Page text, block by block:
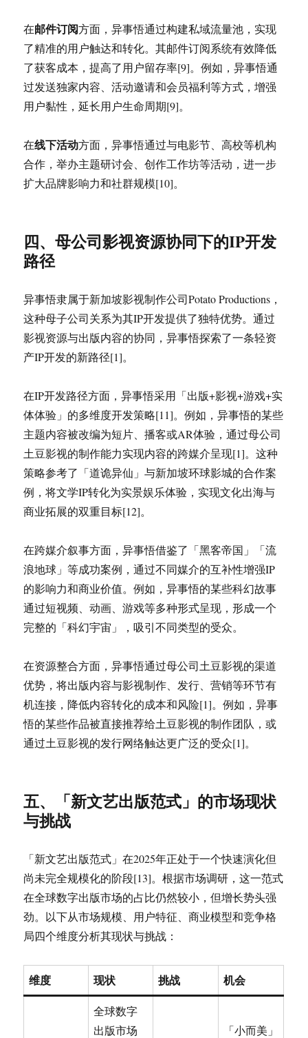
在邮件订阅方面，异事悟通过构建私域流量池，实现
了精准的用户触达和转化。其邮件订阅系统有效降低
了获客成本，提高了用户留存率[9]。例如，异事悟通
过发送独家内容、活动邀请和会员福利等方式，增强
用户黏性，延长用户生命周期[9]。
在线下活动方面，异事悟通过与电影节、高校等机构
合作，举办主题研讨会、创作工作坊等活动，进一步
扩大品牌影响力和社群规模[10]。
四、母公司影视资源协同下的IP开发
路径
异事悟隶属于新加坡影视制作公司Potato Productions，
这种母子公司关系为其IP开发提供了独特优势。通过
影视资源与出版内容的协同，异事悟探索了一条轻资
产IP开发的新路径[1]。
在IP开发路径方面，异事悟采用「出版+影视+游戏+实
体体验」的多维度开发策略[11]。例如，异事悟的某些
主题内容被改编为短片、播客或AR体验，通过母公司
土豆影视的制作能力实现内容的跨媒介呈现[1]。这种
策略参考了「道诡异仙」与新加坡环球影城的合作案
例，将文学IP转化为实景娱乐体验，实现文化出海与
商业拓展的双重目标[12]。
在跨媒介叙事方面，异事悟借鉴了「黑客帝国」「流
浪地球」等成功案例，通过不同媒介的互补性增强IP
的影响力和商业价值。例如，异事悟的某些科幻故事
通过短视频、动画、游戏等多种形式呈现，形成一个
完整的「科幻宇宙」，吸引不同类型的受众。
在资源整合方面，异事悟通过母公司土豆影视的渠道
优势，将出版内容与影视制作、发行、营销等环节有
机连接，降低内容转化的成本和风险[1]。例如，异事
悟的某些作品被直接推荐给土豆影视的制作团队，或
通过土豆影视的发行网络触达更广泛的受众[1]。
五、「新文艺出版范式」的市场现状
与挑战
「新文艺出版范式」在2025年正处于一个快速演化但
尚未完全规模化的阶段[13]。根据市场调研，这一范式
在全球数字出版市场的占比仍然较小，但增长势头强
劲。以下从市场规模、用户特征、商业模型和竞争格
局四个维度分析其现状与挑战：
维度 现状 挑战 机会
全球数字
出版市场
「小而美」